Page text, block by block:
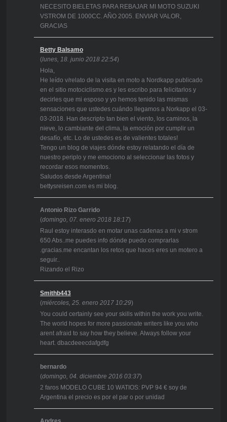
NECESITO BIELETAS PARA REBAJAR MI MOTO SUZUKI
VSTROM DE 1000CC. AÑO 2005. ENVIAR VALOR,
GRACIAS
Betty Balsamo
(lunes, 18. junio 2018 22:54)
Hola,
He leído v/relato de la visita en moto a Nordkapp publicado
en el sitio motociclismo.es y les escribo para felicitarlos y
decirles que mi esposo y yo hemos tenido las mismas
sensaciones que ustedes cuándo llegamos a Norkapp el 03-
03-2018. Han descripto tan bien el viento, los caminos, la
nieve, lo cambiante del clima, la emoción por cumplir un
desafío, etc. Lo de ustedes es de valientes totales!
Tengo un blog de viajes dónde estoy relatando el día de
nuestro periplo y me emociono al seleccionar las fotos y
recordar esos momentos.
Saludos desde Argentina!
bettysreisen.com es mi blog.
Antonio Rizo Garrido
(domingo, 07. enero 2018 18:17)
Raul estoy interasdo en motar unas cadenas a mi v strom
650 Abs..me puedes info dónde puedo comprarlas
.gracias.me encantan los retos que haces eres un motero a
seguir..
Rizando el Rizo
Smithb443
(miércoles, 25. enero 2017 10:29)
You could certainly see your skills within the work you write.
The world hopes for more passionate writers like you who
arent afraid to say how they believe. Always follow your
heart. dbacdeeecdafgdfg
bernardo
(domingo, 04. diciembre 2016 03:37)
2 faros MODELO CUBE 10 WATIOS: PVP 94 € soy de
Argentina el precio es por el par o por unidad